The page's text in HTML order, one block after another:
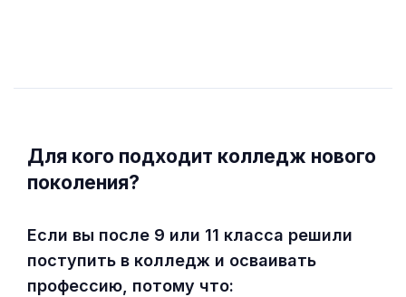
Для кого подходит колледж нового
поколения?
Если вы после 9 или 11 класса решили
поступить в колледж и осваивать
профессию, потому что: